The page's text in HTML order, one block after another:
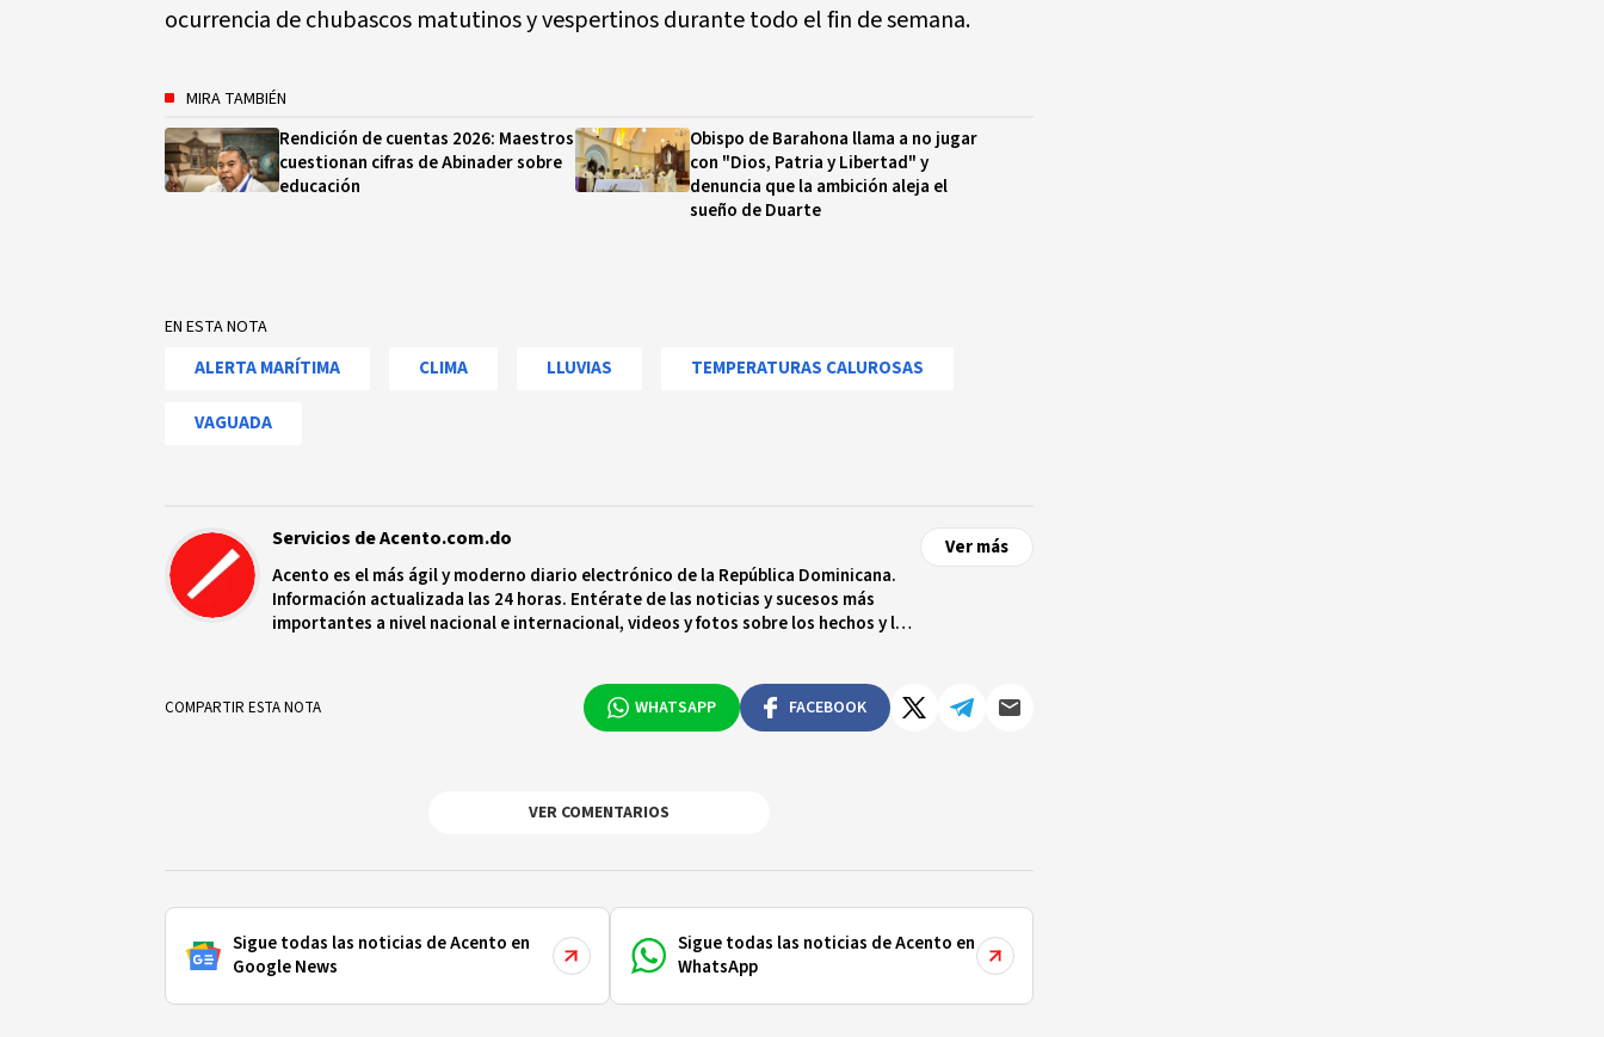
ocurrencia de chubascos matutinos y vespertinos durante todo el fin de semana.
MIRA TAMBIÉN
Rendición de cuentas 2026: Maestros
cuestionan cifras de Abinader sobre
educación
Obispo de Barahona llama a no jugar
con "Dios, Patria y Libertad" y
denuncia que la ambición aleja el
sueño de Duarte
EN ESTA NOTA
ALERTA MARÍTIMA CLIMA LLUVIAS TEMPERATURAS CALUROSAS
VAGUADA
Servicios de Acento.com.do
Acento es el más ágil y moderno diario electrónico de la República Dominicana.
Información actualizada las 24 horas. Entérate de las noticias y sucesos más
importantes a nivel nacional e internacional, videos y fotos sobre los hechos y los
Ver más
COMPARTIR ESTA NOTA WHATSAPP FACEBOOK
VER COMENTARIOS
Sigue todas las noticias de Acento en
Google News
Sigue todas las noticias de Acento en
WhatsApp